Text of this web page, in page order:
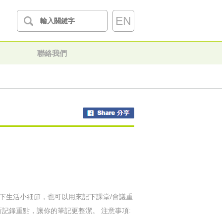
EN
聯絡我們
生活小細節，也可以用來記下課堂/會議重
錄重點，讓你的筆記更整潔。 注意事項: